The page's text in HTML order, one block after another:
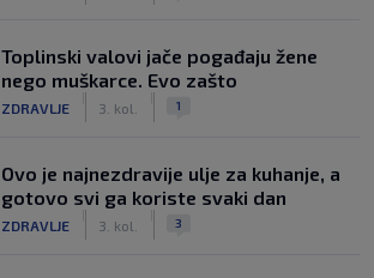
Toplinski valovi jače pogađaju žene
nego muškarce. Evo zašto
ZDRAVLJE 3. kol. 1
Ovo je najnezdravije ulje za kuhanje, a
gotovo svi ga koriste svaki dan
ZDRAVLJE 3. kol. 3